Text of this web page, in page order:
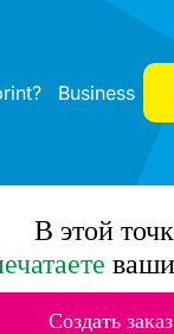
Business
В этой
Создать заказ